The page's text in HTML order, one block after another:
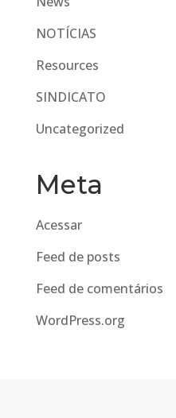
NOTÍCIAS
Resources
SINDICATO
Uncategorized
Meta
Acessar
Feed de posts
Feed de comentários
WordPress.org